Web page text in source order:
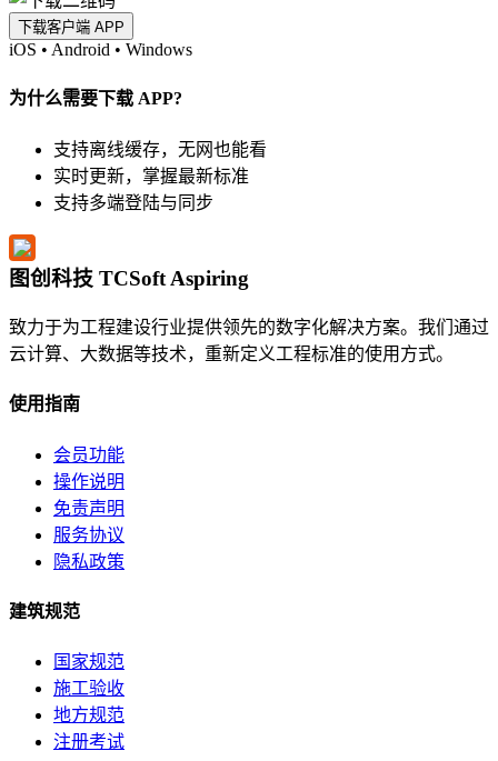
下载客户端 APP
iOS • Android • Windows
为什么需要下载 APP?
支持离线缓存，无网也能看
实时更新，掌握最新标准
支持多端登陆与同步
图创科技 TCSoft Aspiring
致力于为工程建设行业提供领先的数字化解决方案。我们通过
云计算、大数据等技术，重新定义工程标准的使用方式。
使用指南
会员功能
操作说明
免责声明
服务协议
隐私政策
建筑规范
国家规范
施工验收
地方规范
注册考试